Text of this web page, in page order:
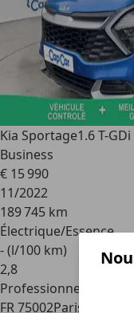
Kia Sportage1.6 T-
Business
€ 15 990
11/2022
189 745 km
Électrique/Essence
- (l/100 km)
2,8
Professionnel
FR 75002Paris